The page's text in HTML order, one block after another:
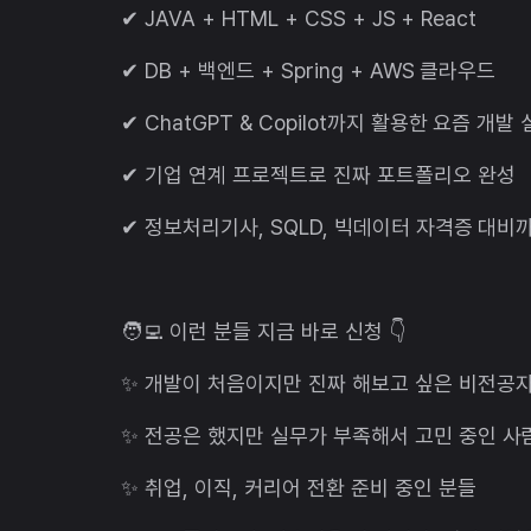
✔ JAVA + HTML + CSS + JS + React
✔ DB + 백엔드 + Spring + AWS 클라우드
✔ ChatGPT & Copilot까지 활용한 요즘 개발
✔ 기업 연계 프로젝트로 진짜 포트폴리오 완성
✔ 정보처리기사, SQLD, 빅데이터 자격증 대비
🧑‍💻 이런 분들 지금 바로 신청 👇
✨ 개발이 처음이지만 진짜 해보고 싶은 비전공
✨ 전공은 했지만 실무가 부족해서 고민 중인 사
✨ 취업, 이직, 커리어 전환 준비 중인 분들